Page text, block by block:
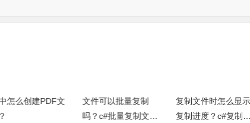
怎么创建PDF文
文件可以批量复制
吗？c#批量复制文件
复制文件时怎么显示
复制进度？c#复制文